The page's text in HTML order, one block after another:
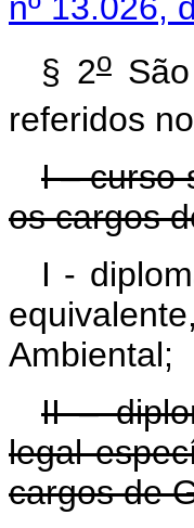
§ 2oSão
referidos
I – curso
os cargos
I -
II –
legal
cargos de